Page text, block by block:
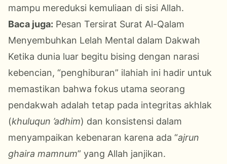
mampu mereduksi kemuliaan di sisi Allah.
Baca juga: Pesan Tersirat Surat Al-Qalam
Menyembuhkan Lelah Mental dalam Dakwah
Ketika dunia luar begitu bising dengan narasi
kebencian, “penghiburan” ilahiah ini hadir untuk
memastikan bahwa fokus utama seorang
pendakwah adalah tetap pada integritas akhlak
(khuluqun ’adhim) dan konsistensi dalam
menyampaikan kebenaran karena ada “ajrun
ghaira mamnum” yang Allah janjikan.